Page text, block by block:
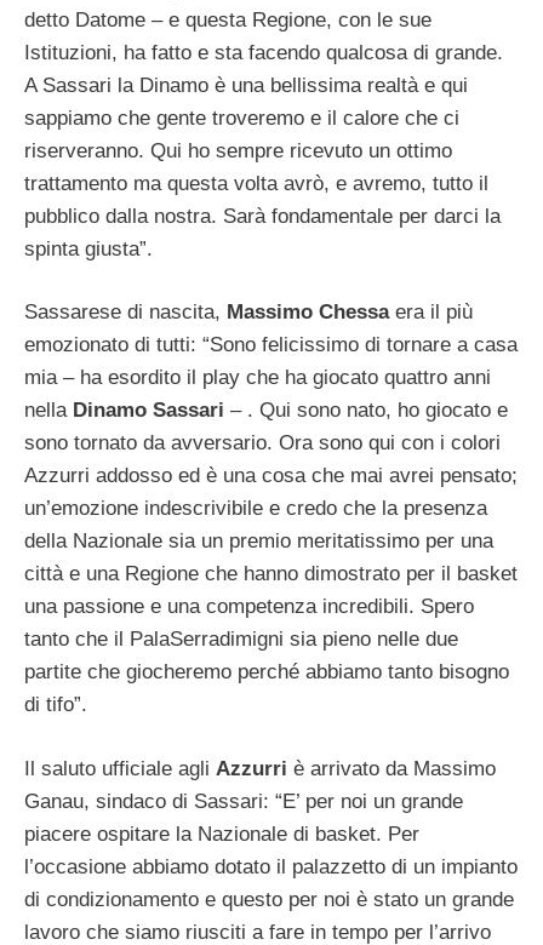
detto Datome – e questa Regione, con le sue
Istituzioni, ha fatto e sta facendo qualcosa di grande.
A Sassari la Dinamo è una bellissima realtà e qui
sappiamo che gente troveremo e il calore che ci
riserveranno. Qui ho sempre ricevuto un ottimo
trattamento ma questa volta avrò, e avremo, tutto il
pubblico dalla nostra. Sarà fondamentale per darci la
spinta giusta”.
Sassarese di nascita, Massimo Chessaera il più
emozionato di tutti: “Sono felicissimo di tornare a casa
mia – ha esordito il play che ha giocato quattro anni
nella Dinamo Sassari – . Qui sono nato, ho giocato e
sono tornato da avversario. Ora sono qui con i colori
Azzurri addosso ed è una cosa che mai avrei pensato;
un’emozione indescrivibile e credo che la presenza
della Nazionale sia un premio meritatissimo per una
città e una Regione che hanno dimostrato per il basket
una passione e una competenza incredibili. Spero
tanto che il PalaSerradimigni sia pieno nelle due
partite che giocheremo perché abbiamo tanto bisogno
di tifo”.
Il saluto ufficiale agli Azzurri è arrivato da Massimo
Ganau, sindaco di Sassari: “E’ per noi un grande
piacere ospitare la Nazionale di basket. Per
l’occasione abbiamo dotato il palazzetto di un impianto
di condizionamento e questo per noi è stato un grande
lavoro che siamo riusciti a fare in tempo per l’arrivo